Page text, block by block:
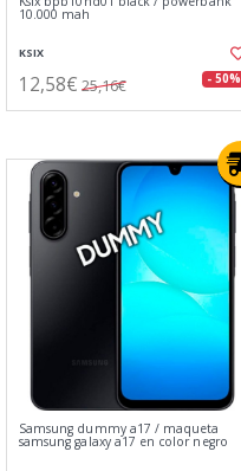
10.000 mah
KSIX
12,58€ 25,16€ - 50%
Samsung dummy a17 / maqueta
samsung galaxy a17 en color negro